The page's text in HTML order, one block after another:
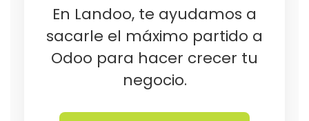
En Landoo, te ayudamos a
sacarle el máximo partido a
Odoo para hacer crecer tu
negocio.